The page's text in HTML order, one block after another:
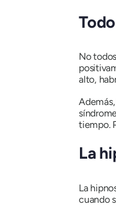
No
alto,
tiempo.
La
La
cuando